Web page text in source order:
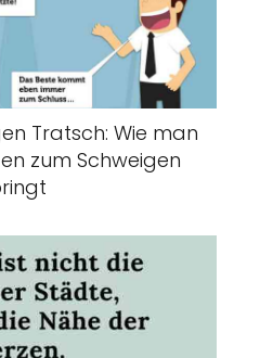
Tratsch: Wie man
zum Schweigen